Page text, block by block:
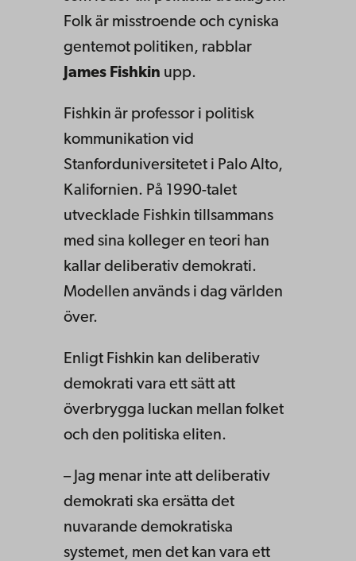
Folk är misstroende och cyniska
gentemot politiken, rabblar
James Fishkin upp.
Fishkin är professor i politisk
kommunikation vid
Stanforduniversitetet i Palo Alto,
Kalifornien. På 1990-talet
utvecklade Fishkin tillsammans
med sina kolleger en teori han
kallar deliberativ demokrati.
Modellen används i dag världen
över.
Enligt Fishkin kan deliberativ
demokrati vara ett sätt att
överbrygga luckan mellan folket
och den politiska eliten.
– Jag menar inte att deliberativ
demokrati ska ersätta det
nuvarande demokratiska
systemet, men det kan vara ett